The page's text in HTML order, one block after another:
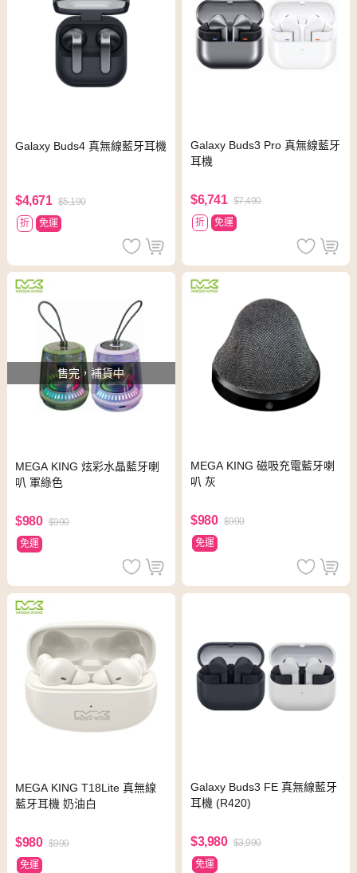
Galaxy Buds4 真無線藍牙耳機
$4,671 $5,190
折
免運
Galaxy Buds3 Pro 真無線藍牙
耳機
$6,741 $7,490
折
免運
售完，補貨中
MEGA KING 炫彩水晶藍牙喇
叭 軍綠色
$980 $990
免運
MEGA KING 磁吸充電藍牙喇
叭 灰
$980 $990
免運
MEGA KING T18Lite 真無線
藍牙耳機 奶油白
$980 $990
免運
Galaxy Buds3 FE 真無線藍牙
耳機 (R420)
$3,980 $3,990
免運